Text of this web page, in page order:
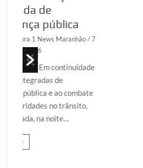
By Portal Hora
Ao todo, 11
disputar as
Maranhão no
Eleições de